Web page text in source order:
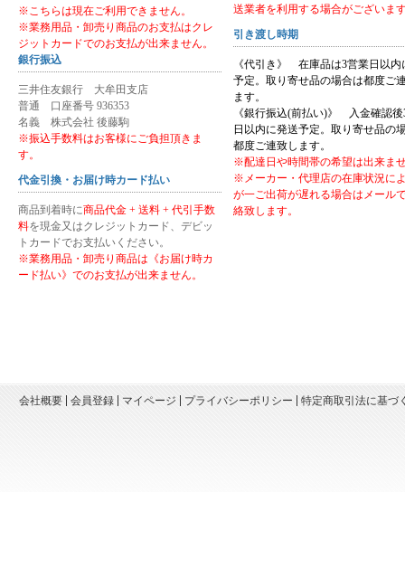
※こちらは現在ご利用できません。
※業務用品・卸売り商品のお支払はクレ
ジットカードでのお支払が出来ません。
銀行振込
三井住友銀行 大牟田支店
普通 口座番号 936353
名義 株式会社 後藤駒
※振込手数料はお客様にご負担頂きま
す。
代金引換・お届け時カード払い
商品到着時に商品代金 + 送料 + 代引手数
料を現金又はクレジットカード、デビッ
トカードでお支払いください。
※業務用品・卸売り商品は《お届け時カ
ード払い》でのお支払が出来ません。
送業者を利用する場合がございま
引き渡し時期
《代引き》 在庫品は3営業日以内
予定。取り寄せ品の場合は都度ご
ます。
《銀行振込(前払い)》 入金確認後
日以内に発送予定。取り寄せ品の
都度ご連致します。
※配達日や時間帯の希望は出来ま
※メーカー・代理店の在庫状況に
が一ご出荷が遅れる場合はメール
絡致します。
会社概要 会員登録 マイページ プライバシーポリシー 特定商取引法に基づ